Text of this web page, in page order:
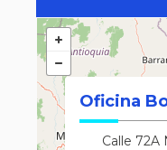
Oficina
Calle 72A